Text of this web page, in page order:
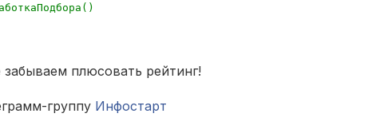
плюсовать рейтинг!
группу Инфостарт